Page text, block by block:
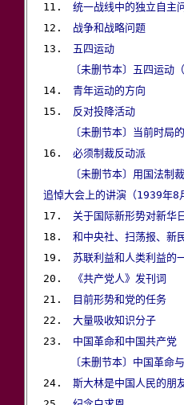
11. 统一战线中的独立自主
12. 战争和战略问题
13. 五四运动
〔未删节本〕五四运动
14. 青年运动的方向
15. 反对投降活动
〔未删节本〕当前时局
16. 必须制裁反动派
〔未删节本〕用国法制
追悼大会上的讲演（1939年8
17. 关于国际新形势对新华
18. 和中央社、扫荡报、新
19. 苏联利益和人类利益的
20.
《共产党人》发刊词
21.
目前形势和党的任务
22. 大量吸收知识分子
23. 中国革命和中国共产党
〔未删节本〕中国革命
24. 斯大林是中国人民的朋